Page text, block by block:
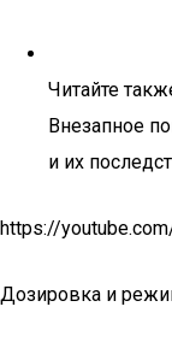
Читайте
Внезапное
и их
https://
Дозировка и